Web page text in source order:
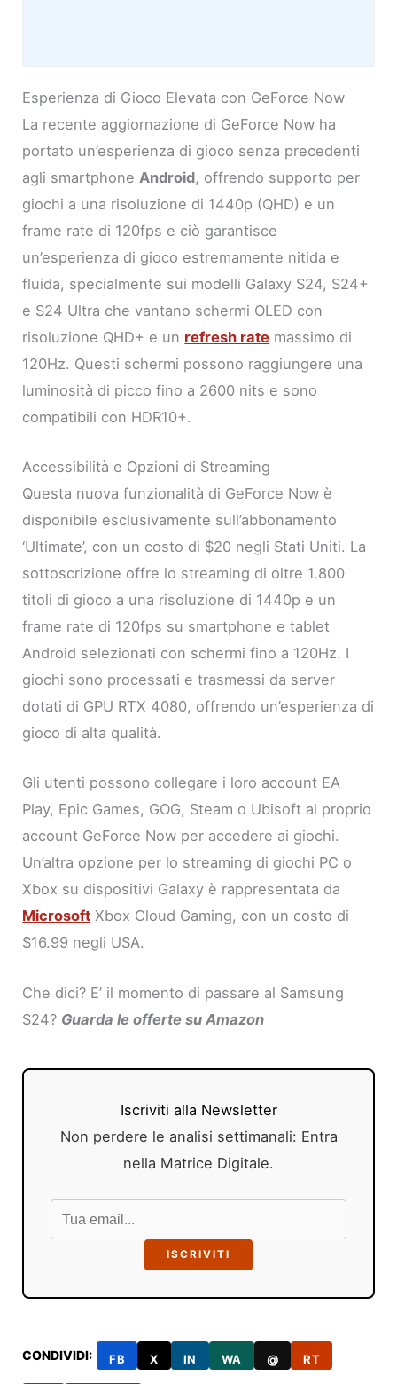
Esperienza di Gioco Elevata con GeForce Now
La recente aggiornazione di GeForce Now ha
portato un’esperienza di gioco senza precedenti
agli smartphone Android, offrendo supporto per
giochi a una risoluzione di 1440p (QHD) e un
frame rate di 120fps e ciò garantisce
un’esperienza di gioco estremamente nitida e
fluida, specialmente sui modelli Galaxy S24, S24+
e S24 Ultra che vantano schermi OLED con
risoluzione QHD+ e un refresh rate massimo di
120Hz. Questi schermi possono raggiungere una
luminosità di picco fino a 2600 nits e sono
compatibili con HDR10+.
Accessibilità e Opzioni di Streaming
Questa nuova funzionalità di GeForce Now è
disponibile esclusivamente sull’abbonamento
‘Ultimate’, con un costo di $20 negli Stati Uniti. La
sottoscrizione offre lo streaming di oltre 1.800
titoli di gioco a una risoluzione di 1440p e un
frame rate di 120fps su smartphone e tablet
Android selezionati con schermi fino a 120Hz. I
giochi sono processati e trasmessi da server
dotati di GPU RTX 4080, offrendo un’esperienza di
gioco di alta qualità.
Gli utenti possono collegare i loro account EA
Play, Epic Games, GOG, Steam o Ubisoft al proprio
account GeForce Now per accedere ai giochi.
Un’altra opzione per lo streaming di giochi PC o
Xbox su dispositivi Galaxy è rappresentata da
Microsoft Xbox Cloud Gaming, con un costo di
$16.99 negli USA.
Che dici? E’ il momento di passare al Samsung
S24? Guarda le offerte su Amazon
Iscriviti alla Newsletter
Non perdere le analisi settimanali: Entra
nella Matrice Digitale.
ISCRIVITI
CONDIVIDI: FB X IN WA @ RT